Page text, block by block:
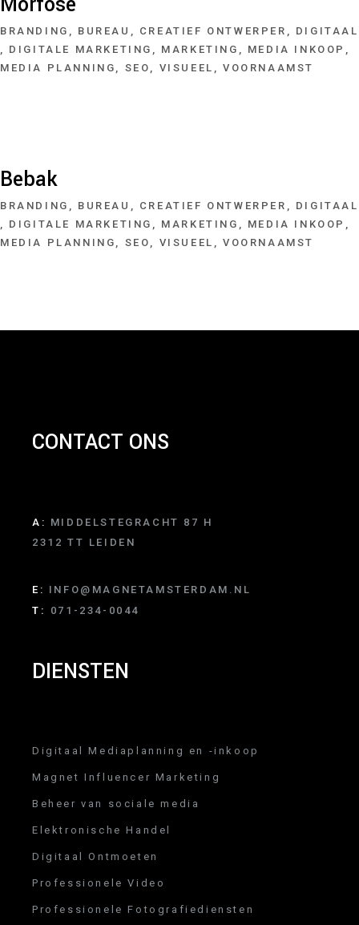
BRANDING BUREAU CREATIEF ONTWERPER
DIGITAAL
DIGITALE MARKETING
MARKETING
MEDIA INKOOP
MEDIA PLANNING
SEO VISUEEL VOORNAAMST
Bebak
BRANDING BUREAU CREATIEF ONTWERPER
DIGITAAL
DIGITALE MARKETING
MARKETING
MEDIA INKOOP
MEDIA PLANNING
SEO VISUEEL VOORNAAMST
CONTACT ONS
A: MIDDELSTEGRACHT 87 H
2312 TT LEIDEN
E: INFO@MAGNETAMSTERDAM.NL
T: 071-234-0044
DIENSTEN
Digitaal Mediaplanning en -inkoop
Magnet Influencer Marketing
Beheer van sociale media
Elektronische Handel
Digitaal Ontmoeten
Professionele Video
Professionele Fotografiediensten